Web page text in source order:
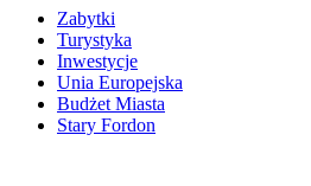
Zabytki
Turystyka
Inwestycje
Unia Europejska
Budżet Miasta
Stary Fordon